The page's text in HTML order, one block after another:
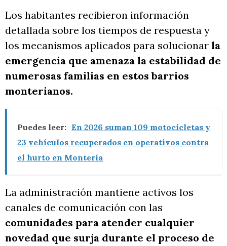
Los habitantes recibieron información
detallada sobre los tiempos de respuesta y
los mecanismos aplicados para solucionar la
emergencia que amenaza la estabilidad de
numerosas familias en estos barrios
monterianos.
Puedes leer: En 2026 suman 109 motocicletas y
23 vehículos recuperados en operativos contra
el hurto en Montería
La administración mantiene activos los
canales de comunicación con las
comunidades para atender cualquier
novedad que surja durante el proceso de